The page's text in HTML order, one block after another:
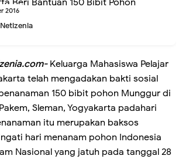
Netizenia
2016
Keluarga Mahasiswa Pelajar
telah mengadakan bakti sosial
150 bibit pohon Munggur di
Sleman, Yogyakarta padahari
itu merupakan baksos
hari menanam pohon Indonesia
Nasional yang jatuh pada tanggal 28